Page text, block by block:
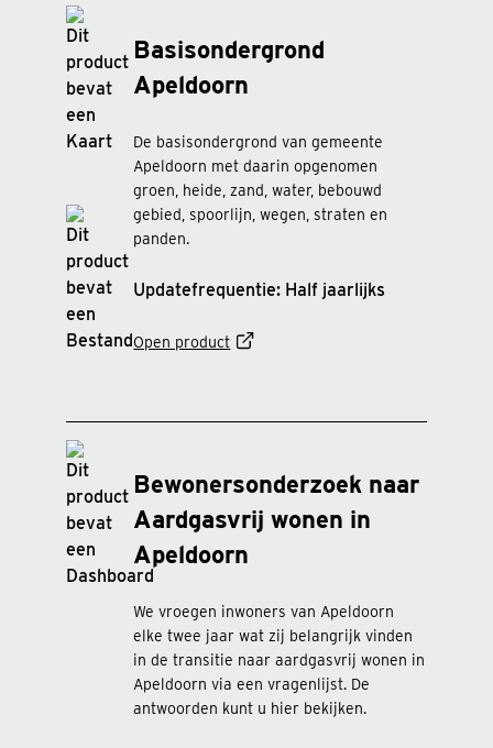
Basisondergrond
Apeldoorn
De basisondergrond van gemeente
Apeldoorn met daarin opgenomen
groen, heide, zand, water, bebouwd
gebied, spoorlijn, wegen, straten en
panden.
Updatefrequentie: Half jaarlijks
Open product
Bewonersonderzoek naar
Aardgasvrij wonen in
Apeldoorn
We vroegen inwoners van Apeldoorn
elke twee jaar wat zij belangrijk vinden
in de transitie naar aardgasvrij wonen in
Apeldoorn via een vragenlijst. De
antwoorden kunt u hier bekijken.